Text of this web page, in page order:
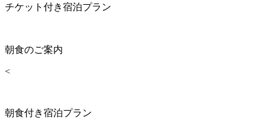
チケット付き宿泊プラン
朝食のご案内
<
朝食付き宿泊プラン